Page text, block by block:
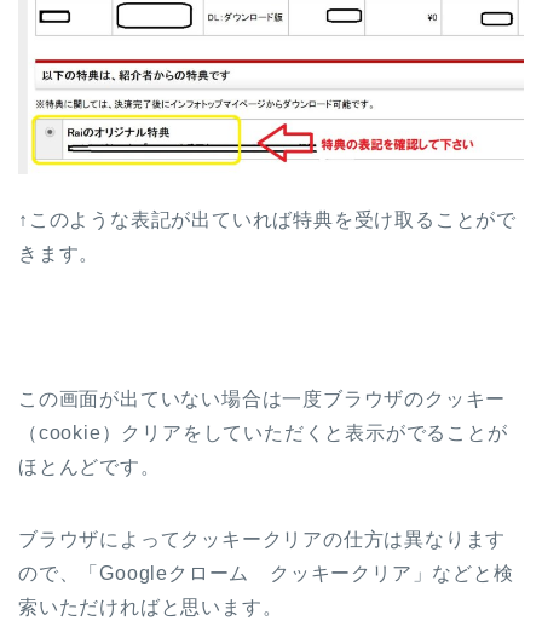
↑このような表記が出ていれば特典を受け取ることがで
きます。
この画面が出ていない場合は一度ブラウザのクッキー
（cookie）クリアをしていただくと表示がでることが
ほとんどです。
ブラウザによってクッキークリアの仕方は異なります
ので、「Googleクローム クッキークリア」などと検
索いただければと思います。